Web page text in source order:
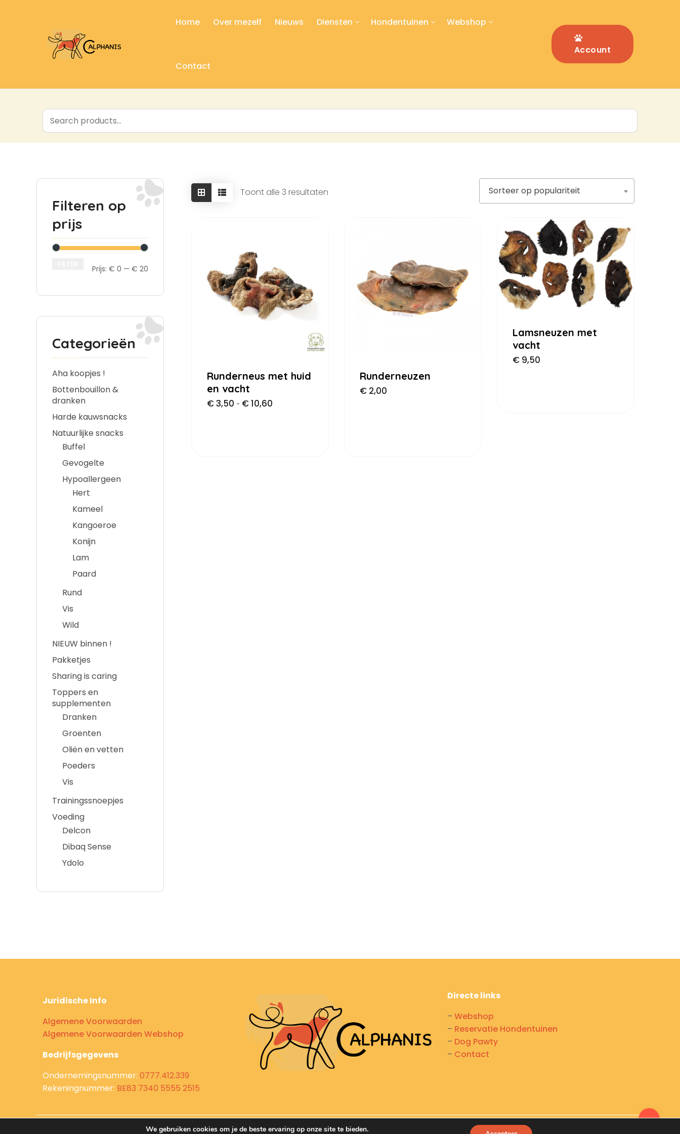
Home Over mezelf Nieuws Diensten Hondentuinen Webshop
Contact
Account
Filteren op
prijs
Prijs: € 0 — € 20
Categorieën
Aha koopjes !
Bottenbouillon &
dranken
Harde kauwsnacks
Natuurlijke snacks
Buffel
Gevogelte
Hypoallergeen
Hert
Kameel
Kangoeroe
Konijn
Lam
Paard
Rund
Vis
Wild
NIEUW binnen !
Pakketjes
Sharing is caring
Toppers en
supplementen
Dranken
Groenten
Oliën en vetten
Poeders
Vis
Trainingssnoepjes
Voeding
Delcon
Dibaq Sense
Ydolo
Toont alle 3 resultaten Sorteer op populariteit
Runderneus met huid
en vacht
€3,50 - €10,60
Runderneuzen
€2,00
Lamsneuzen met
vacht
€9,50
Juridische Info
Algemene Voorwaarden
Algemene Voorwaarden Webshop
Bedrijfsgegevens
Ondernemingsnummer: 0777.412.339
Rekeningnummer: BE83 7340 5555 2515
Directe links
– Webshop
– Reservatie Hondentuinen
– Dog Pawty
– Contact
We gebruiken cookies om je de beste ervaring op onze site te bieden.